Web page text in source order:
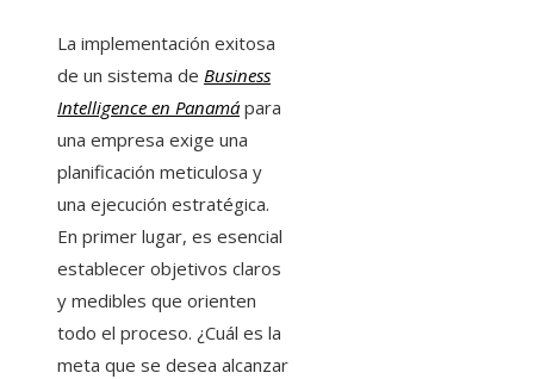
La implementación exitosa
de un sistema de Business
Intelligence en Panamá para
una empresa exige una
planificación meticulosa y
una ejecución estratégica.
En primer lugar, es esencial
establecer objetivos claros
y medibles que orienten
todo el proceso. ¿Cuál es la
meta que se desea alcanzar